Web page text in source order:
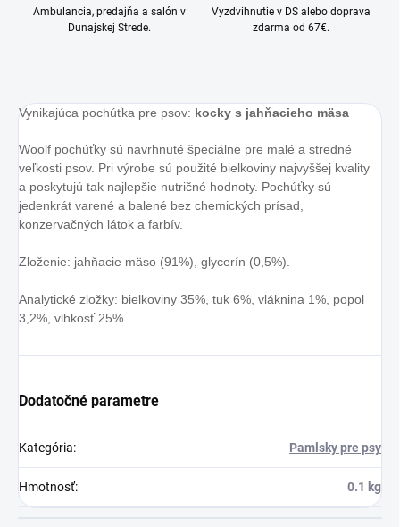
Ambulancia, predajňa a salón v
Dunajskej Strede.
Vyzdvihnutie v DS alebo doprava
zdarma od 67€.
Vynikajúca pochúťka pre psov: kocky s jahňacieho mäsa
Woolf pochúťky sú navrhnuté špeciálne pre malé a stredné
veľkosti psov. Pri výrobe sú použité bielkoviny najvyššej kvality
a poskytujú tak najlepšie nutričné hodnoty. Pochúťky sú
jedenkrát varené a balené bez chemických prísad,
konzervačných látok a farbív.
Zloženie: jahňacie mäso (91%), glycerín (0,5%).
Analytické zložky: bielkoviny 35%, tuk 6%, vláknina 1%, popol
3,2%, vlhkosť 25%.
Dodatočné parametre
Kategória: Pamlsky pre psy
Hmotnosť: 0.1 kg